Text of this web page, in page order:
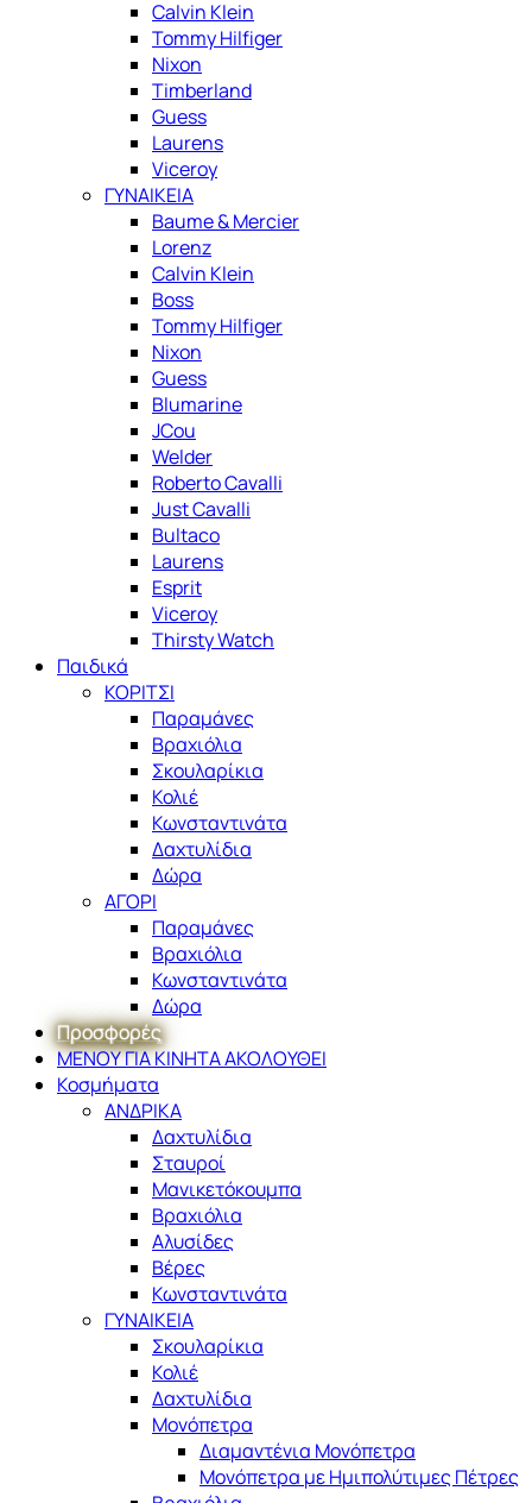
Calvin Klein
Tommy Hilfiger
Nixon
Timberland
Guess
Laurens
Viceroy
ΓΥΝΑΙΚΕΙΑ
Baume & Mercier
Lorenz
Calvin Klein
Boss
Tommy Hilfiger
Nixon
Guess
Blumarine
JCou
Welder
Roberto Cavalli
Just Cavalli
Bultaco
Laurens
Esprit
Viceroy
Thirsty Watch
Παιδικά
ΚΟΡΙΤΣΙ
Παραμάνες
Βραχιόλια
Σκουλαρίκια
Κολιέ
Κωνσταντινάτα
Δαχτυλίδια
Δώρα
ΑΓΟΡΙ
Παραμάνες
Βραχιόλια
Κωνσταντινάτα
Δώρα
Προσφορές
ΜΕΝΟΥ ΓΙΑ ΚΙΝΗΤΑ ΑΚΟΛΟΥΘΕΙ
Κοσμήματα
ΑΝΔΡΙΚΑ
Δαχτυλίδια
Σταυροί
Μανικετόκουμπα
Βραχιόλια
Αλυσίδες
Βέρες
Κωνσταντινάτα
ΓΥΝΑΙΚΕΙΑ
Σκουλαρίκια
Κολιέ
Δαχτυλίδια
Μονόπετρα
Διαμαντένια Μονόπετρα
Μονόπετρα με Ημιπολύτιμες Πέτρες